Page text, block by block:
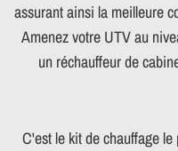
assurant ainsi la meilleure
Amenez votre UTV au
un réchauffeur de
C'est le kit de chauffage